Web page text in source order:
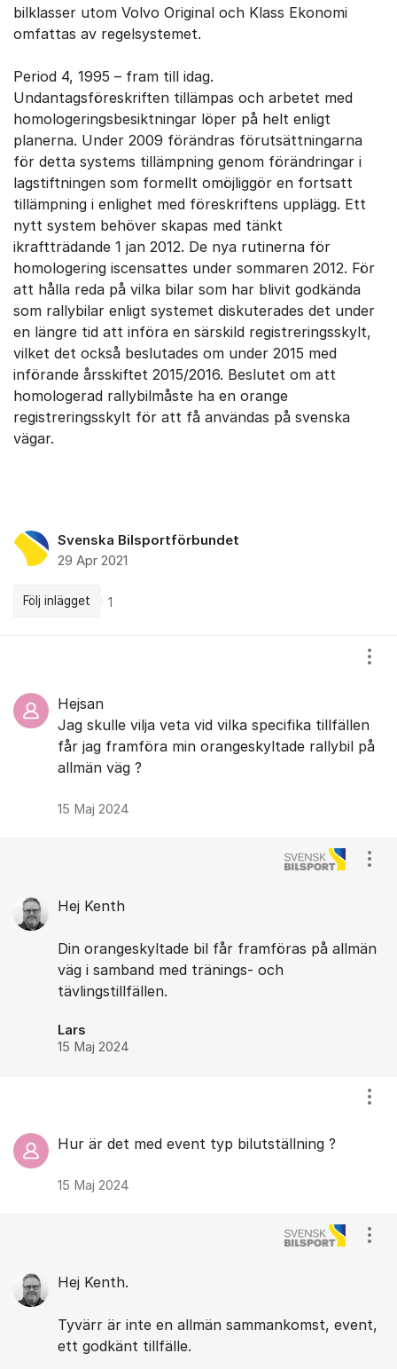
bilklasser utom Volvo Original och Klass Ekonomi
omfattas av regelsystemet.
Period 4, 1995 – fram till idag.
Undantagsföreskriften tillämpas och arbetet med
homologeringsbesiktningar löper på helt enligt
planerna. Under 2009 förändras förutsättningarna
för detta systems tillämpning genom förändringar i
lagstiftningen som formellt omöjliggör en fortsatt
tillämpning i enlighet med föreskriftens upplägg. Ett
nytt system behöver skapas med tänkt
ikraftträdande 1 jan 2012. De nya rutinerna för
homologering iscensattes under sommaren 2012. För
att hålla reda på vilka bilar som har blivit godkända
som rallybilar enligt systemet diskuterades det under
en längre tid att införa en särskild registreringsskylt,
vilket det också beslutades om under 2015 med
införande årsskiftet 2015/2016. Beslutet om att
homologerad rallybilmåste ha en orange
registreringsskylt för att få användas på svenska
vägar.
Svenska Bilsportförbundet
29 Apr 2021
Följ inlägget 1
Hejsan
Jag skulle vilja veta vid vilka specifika tillfällen
får jag framföra min orangeskyltade rallybil på
allmän väg ?
15 Maj 2024
Hej Kenth
Din orangeskyltade bil får framföras på allmän
väg i samband med tränings- och
tävlingstillfällen.
Lars
15 Maj 2024
Hur är det med event typ bilutställning ?
15 Maj 2024
Hej Kenth.
Tyvärr är inte en allmän sammankomst, event,
ett godkänt tillfälle.